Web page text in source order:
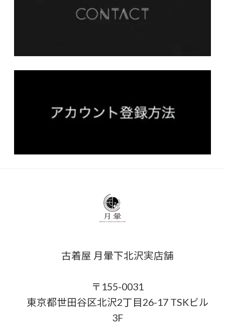
古着屋 月暈下北沢実店舗
〒155-0031
東京都世田谷区北沢2丁目26-17 TSKビル
3F